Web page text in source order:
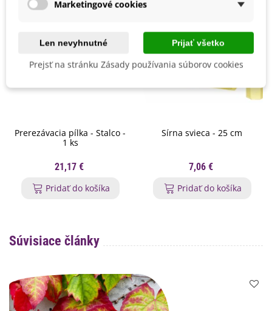
Prerezávacia pílka - Stalco -
1 ks
21,17 €
Pridať do košíka
Sírna svieca - 25 cm
7,06 €
Pridať do košíka
Súvisiace články
Marketingové cookies
Len nevyhnutné Prijať všetko
Prejsť na stránku Zásady používania súborov cookies